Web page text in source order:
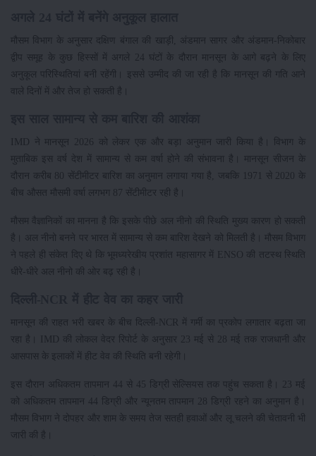
मौसम विभाग के अनुसार दक्षिण बंगाल की खाड़ी, अंडमान सागर और अंडमान-निकोबार
द्वीप समूह के कुछ हिस्सों में अगले 24 घंटों के दौरान मानसून के आगे बढ़ने के लिए
अनुकूल परिस्थितियां बनी रहेंगी। इससे उम्मीद की जा रही है कि मानसून की गति आने
वाले दिनों में और तेज हो सकती है।
IMD ने मानसून 2026 को लेकर एक और बड़ा अनुमान जारी किया है। विभाग के
मुताबिक इस वर्ष देश में सामान्य से कम वर्षा होने की संभावना है। मानसून सीजन के
दौरान करीब 80 सेंटीमीटर बारिश का अनुमान लगाया गया है, जबकि 1971 से 2020 के
बीच औसत मौसमी वर्षा लगभग 87 सेंटीमीटर रही है।
मौसम वैज्ञानिकों का मानना है कि इसके पीछे अल नीनो की स्थिति मुख्य कारण हो सकती
है। अल नीनो बनने पर भारत में सामान्य से कम बारिश देखने को मिलती है। मौसम विभाग
ने पहले ही संकेत दिए थे कि भूमध्यरेखीय प्रशांत महासागर में ENSO की तटस्थ स्थिति
धीरे-धीरे अल नीनो की ओर बढ़ रही है।
मानसून की राहत भरी खबर के बीच दिल्ली-NCR में गर्मी का प्रकोप लगातार बढ़ता जा
रहा है। IMD की लोकल वेदर रिपोर्ट के अनुसार 23 मई से 28 मई तक राजधानी और
आसपास के इलाकों में हीट वेव की स्थिति बनी रहेगी।
इस दौरान अधिकतम तापमान 44 से 45 डिग्री सेल्सियस तक पहुंच सकता है। 23 मई
को अधिकतम तापमान 44 डिग्री और न्यूनतम तापमान 28 डिग्री रहने का अनुमान है।
मौसम विभाग ने दोपहर और शाम के समय तेज सतही हवाओं और लू चलने की चेतावनी भी
जारी की है।